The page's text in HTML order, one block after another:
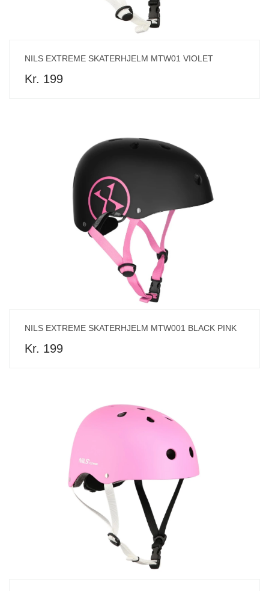
NILS EXTREME SKATERHJELM MTW01 VIOLET
Kr. 199
NILS EXTREME SKATERHJELM MTW001 BLACK PINK
Kr. 199